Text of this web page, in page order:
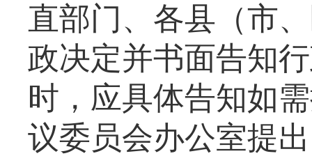
直部门、各县（市
政决定并书面告知
时，应具体告知如
议委员会办公室提